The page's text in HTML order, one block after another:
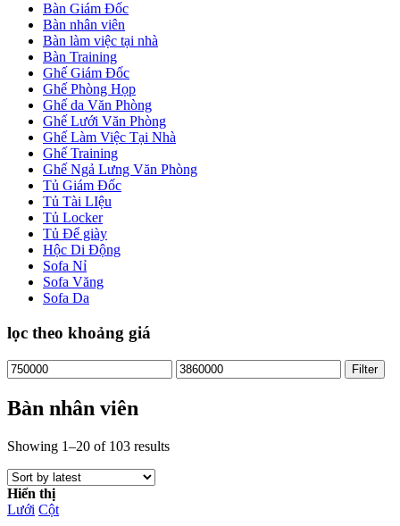
Bàn Giám Đốc
Bàn nhân viên
Bàn làm việc tại nhà
Bàn Training
Ghế Giám Đốc
Ghế Phòng Họp
Ghế da Văn Phòng
Ghế Lưới Văn Phòng
Ghế Làm Việc Tại Nhà
Ghế Training
Ghế Ngả Lưng Văn Phòng
Tủ Giám Đốc
Tủ Tài LIệu
Tủ Locker
Tủ Để giày
Hộc Di Động
Sofa Nỉ
Sofa Văng
Sofa Da
lọc theo khoảng giá
Filter
Bàn nhân viên
Showing 1–20 of 103 results
Hiển thị
Lưới Cột